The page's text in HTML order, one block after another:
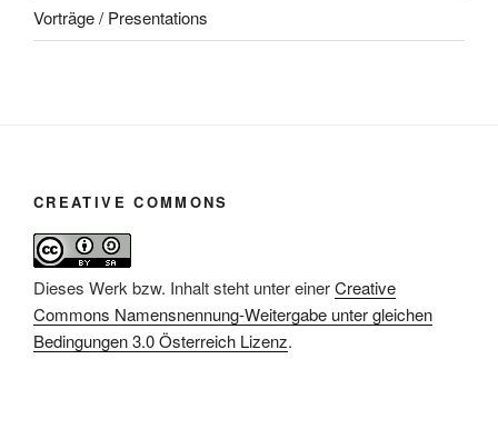
Vorträge / Presentations
CREATIVE COMMONS
Dieses Werk bzw. Inhalt steht unter einerCreative
Commons Namensnennung-Weitergabe unter gleichen
Bedingungen 3.0 Österreich Lizenz.